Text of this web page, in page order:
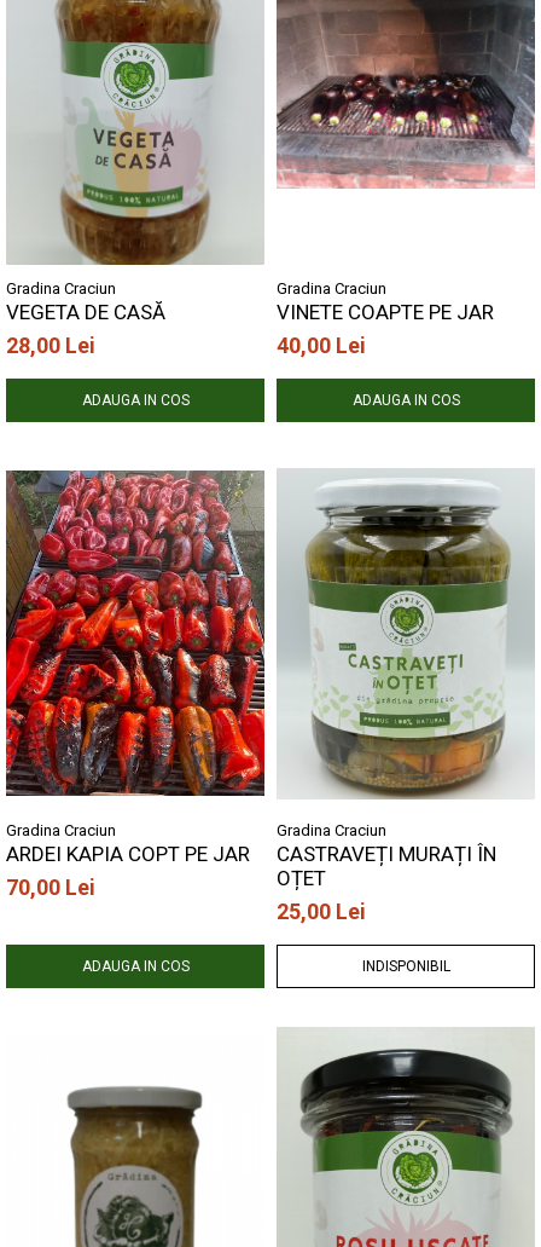
Gradina Craciun
VEGETA DE CASĂ
28,00 Lei
ADAUGA IN COS
Gradina Craciun
VINETE COAPTE PE JAR
40,00 Lei
ADAUGA IN COS
Gradina Craciun
ARDEI KAPIA COPT PE JAR
70,00 Lei
ADAUGA IN COS
Gradina Craciun
CASTRAVEȚI MURAȚI ÎN
OȚET
25,00 Lei
INDISPONIBIL